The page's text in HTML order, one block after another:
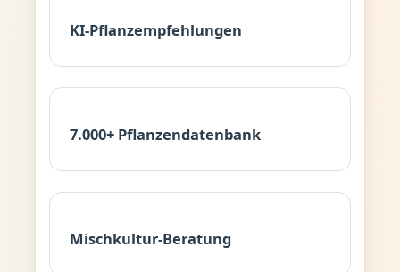
KI-Pflanzempfehlungen
7.000+ Pflanzendatenbank
Mischkultur-Beratung